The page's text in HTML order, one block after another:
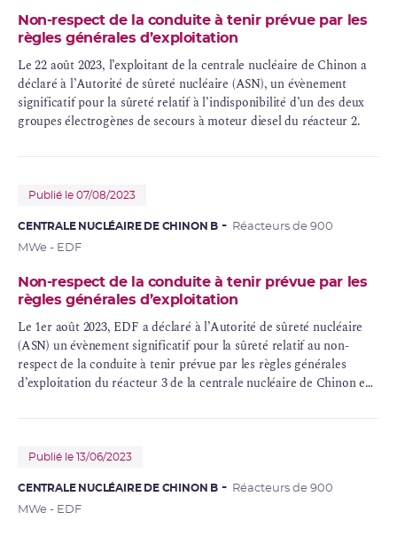
Non-respect de la conduite à tenir prévue par les
règles générales d’exploitation
Le 22 août 2023, l’exploitant de la centrale nucléaire de Chinon a
déclaré à l’Autorité de sûreté nucléaire (ASN), un évènement
significatif pour la sûreté relatif à l’indisponibilité d’un des deux
groupes électrogènes de secours à moteur diesel du réacteur 2.
Publié le 07/08/2023
CENTRALE NUCLÉAIRE DE CHINON B
Réacteurs de 900
MWe - EDF
Non-respect de la conduite à tenir prévue par les
règles générales d’exploitation
Le 1er août 2023, EDF a déclaré à l’Autorité de sûreté nucléaire
(ASN) un évènement significatif pour la sûreté relatif au non-
respect de la conduite à tenir prévue par les règles générales
d’exploitation du réacteur 3 de la centrale nucléaire de Chinon en
Publié le 13/06/2023
CENTRALE NUCLÉAIRE DE CHINON B
Réacteurs de 900
MWe - EDF